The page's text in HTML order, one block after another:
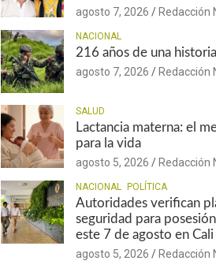
agosto 7, 2026 Redacción
NACIONAL
216 años de una
agosto 7, 2026 Redacción
SALUD
Lactancia materna: el
para la vida
agosto 5, 2026 Redacción
NACIONAL POLÍTICA
Autoridades verifican
seguridad para
este 7 de agosto en Cali
agosto 5, 2026 Redacción